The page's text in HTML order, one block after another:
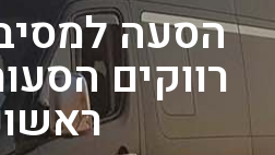
הסעה
רווקים